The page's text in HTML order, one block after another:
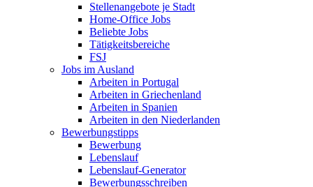
Stellenangebote je Stadt
Home-Office Jobs
Beliebte Jobs
Tätigkeitsbereiche
FSJ
Jobs im Ausland
Arbeiten in Portugal
Arbeiten in Griechenland
Arbeiten in Spanien
Arbeiten in den Niederlanden
Bewerbungstipps
Bewerbung
Lebenslauf
Lebenslauf-Generator
Bewerbungsschreiben